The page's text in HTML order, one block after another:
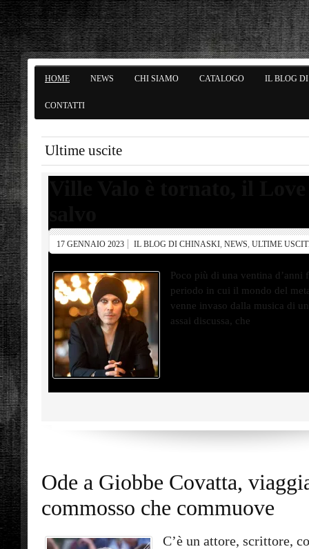
HOME NEWS CHI SIAMO CATALOGO IL BLOG
CONTATTI
Ultime uscite
17 GENNAIO 2023 IL BLOG DI CHINASKI, NEWS, ULTIME
Poco più di una ventina d’anni
periodo in cui il mondo del
venne invaso dalla musica di
assai discussa, che
Ode a Giobbe Covatta,
commosso che commuove
C’è un attore, scrittore,